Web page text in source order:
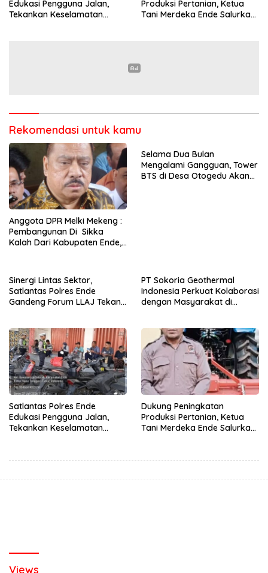
Edukasi Pengguna Jalan,
Tekankan Keselamatan
Produksi Pertanian, Ketua
Tani Merdeka Ende Salurkan
Rekomendasi untuk kamu
Anggota DPR Melki Mekeng :
Pembangunan Di Sikka
Kalah Dari Kabupaten Ende,
Selama Dua Bulan
Mengalami Gangguan, Tower
BTS di Desa Otogedu Akan
Sinergi Lintas Sektor,
Satlantas Polres Ende
Gandeng Forum LLAJ Tekan
PT Sokoria Geothermal
Indonesia Perkuat Kolaborasi
dengan Masyarakat di
Satlantas Polres Ende
Edukasi Pengguna Jalan,
Tekankan Keselamatan
Dukung Peningkatan
Produksi Pertanian, Ketua
Tani Merdeka Ende Salurkan
Views